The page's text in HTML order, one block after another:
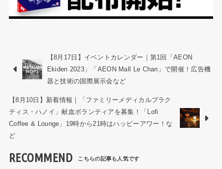
【8月17日】イベントカレンダー｜第1回「AEON
Ekiden 2023」「AEON Mall Le Chan」で開催！広告機
器と技術の国際展示会など
【8月10日】新着情報｜「ファミリーメディカルプラク
ティス・ハノイ」献血ボランティアを募集！「Lofi
Coffee & Lounge」19時から21時はハッピーアワー！な
ど
RECOMMEND